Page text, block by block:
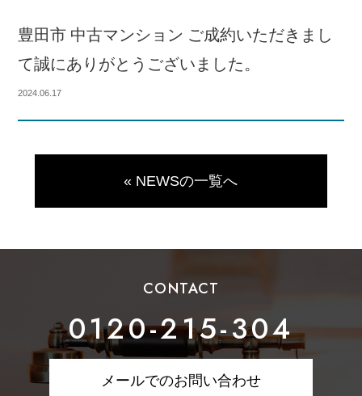
豊田市 中古マンション ご成約いただきまし
て誠にありがとうございました。
2024.06.17
« NEWSの一覧へ
CONTACT
0120-215-304
メールでのお問い合わせ